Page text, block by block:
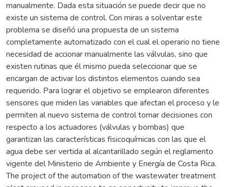
manualmente. Dada esta situación se puede decir que no
existe un sistema de control. Con miras a solventar este
problema se diseñó una propuesta de un sistema
completamente automatizado con el cual el operario no tiene
necesidad de accionar manualmente las válvulas, sino que
existen rutinas que él mismo pueda seleccionar que se
encargan de activar los distintos elementos cuando sea
requerido. Para lograr el objetivo se emplearon diferentes
sensores que miden las variables que afectan el proceso y le
permiten al nuevo sistema de control tomar decisiones con
respecto a los actuadores (válvulas y bombas) que
garantizan las características fisicoquímicas con las que el
agua debe ser vertida al alcantarillado según el reglamento
vigente del Ministerio de Ambiente y Energía de Costa Rica.
The project of the automation of the wastewater treatment